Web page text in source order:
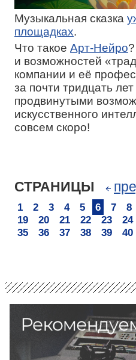
Музыкальная сказка
площадках.
Что такое Арт-Нейро
и возможностей
компании и её
за почти тридцать
продвинутыми
искусственного
совсем скоро!
СТРАНИЦЫ
1 2 3 4 5 6 7 8
19
20 21 22 23 24
35
36 37 38 39 40